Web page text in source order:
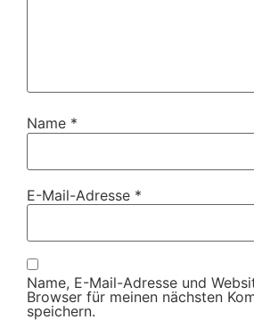
Name *
E-Mail-Adresse *
Name, E-Mail-Adresse und
Browser für meinen nächsten
speichern.